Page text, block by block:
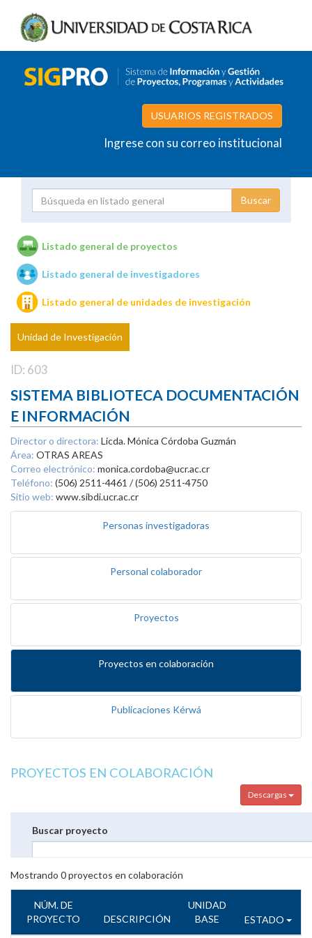
USUARIOS REGISTRADOS
Ingrese con su correo institucional
Unidades de investigación
Listado general de proyectos
Listado general de investigadores
Listado general de unidades de investigación
Unidad de Investigación
ID: 603
SISTEMA BIBLIOTECA DOCUMENTACIÓN
E INFORMACIÓN
Director o directora: Licda. Mónica Córdoba Guzmán
Área: OTRAS AREAS
Correo electrónico: monica.cordoba@ucr.ac.cr
Teléfono: (506) 2511-4461 / (506) 2511-4750
Sitio web: www.sibdi.ucr.ac.cr
Personas investigadoras
Personal colaborador
Proyectos
Proyectos en colaboración
Publicaciones Kérwá
PROYECTOS EN COLABORACIÓN
Descargas
Buscar proyecto
Mostrando 0proyectos en colaboración
NÚM. DE
PROYECTO
DESCRIPCIÓN
UNIDAD
BASE
ESTADO